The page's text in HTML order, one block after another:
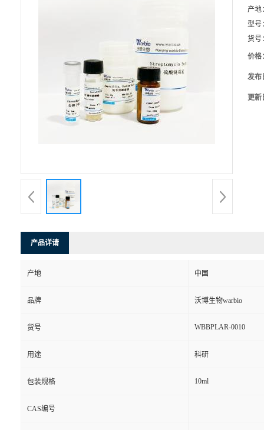
产地
型号
货号
价格
发布
更新
产品详请
产地 中国
品牌 沃博生物warbio
货号 WBBPLAR-0010
用途 科研
包装规格 10ml
CAS编号